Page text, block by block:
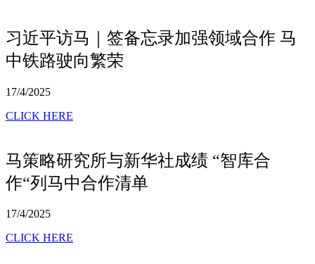
习近平访马｜签备忘录加强领域合作 马
中铁路驶向繁荣
17/4/2025
CLICK HERE
马策略研究所与新华社成绩 “智库合
作“列马中合作清单
17/4/2025
CLICK HERE